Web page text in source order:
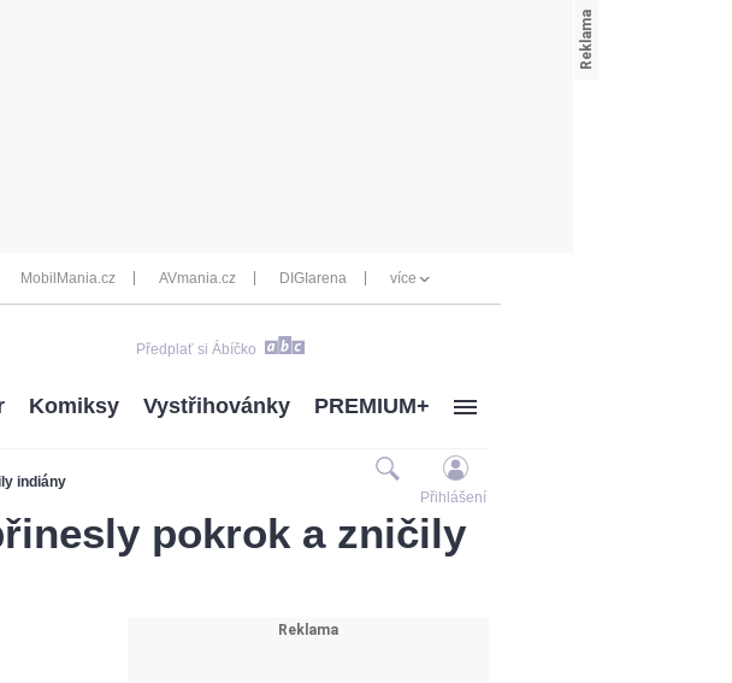
MobilMania.cz AVmania.cz DIGIarena více
Předplať si Ábíčko
indiány
Komiksy Vystřihovánky PREMIUM+
Přihlášení
pokrok a zničily